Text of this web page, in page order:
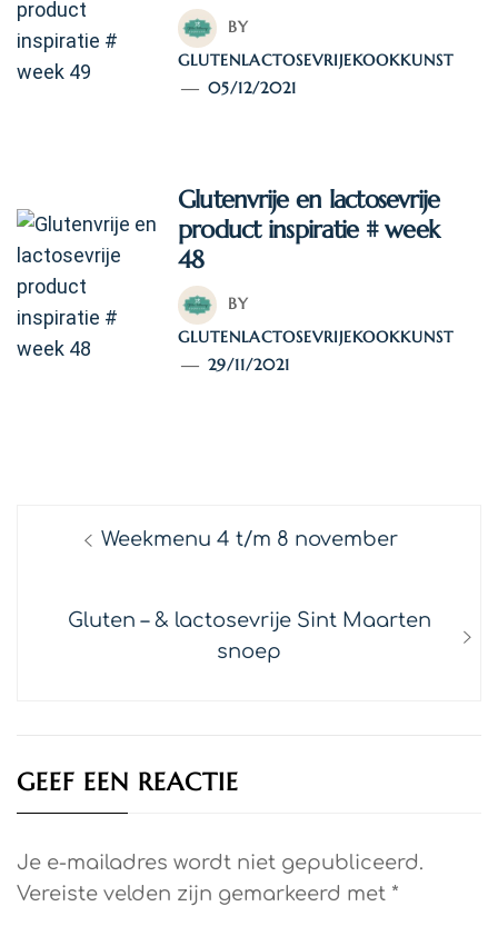
BY
GLUTENLACTOSEVRIJEKOOKKUNST
05/12/2021
Glutenvrije en lactosevrije
product inspiratie # week
48
BY
GLUTENLACTOSEVRIJEKOOKKUNST
29/11/2021
Bericht
navigatie
Previous
Weekmenu 4 t/m 8 november
Next
Gluten – & lactosevrije Sint Maarten
snoep
GEEF EEN REACTIE
Je e-mailadres wordt niet gepubliceerd.
Vereiste velden zijn gemarkeerd met *